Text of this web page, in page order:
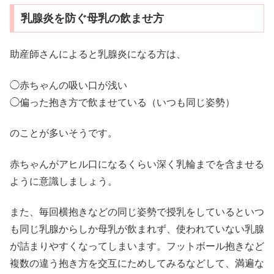
乳腺炎を防ぐ母乳の飲ませ方
助産師さんによると乳腺炎になる方は、
◯赤ちゃんの吸い口が浅い
◯偏った抱き方で飲ませている（いつも同じ姿勢）
のことが多いそうです。
赤ちゃんがアヒル口になるくらい深く乳輪までを含ませる
ように意識しましょう。
また、毎回横抱きなどの同じ姿勢で授乳をしているといつ
も同じ乳腺からしか母乳が飲まれず、使われていない乳腺
が詰まりやすくなってしまいます。フットボール抱きなど
複数の違う抱き方を交互にためしてみるなどして、満遍な